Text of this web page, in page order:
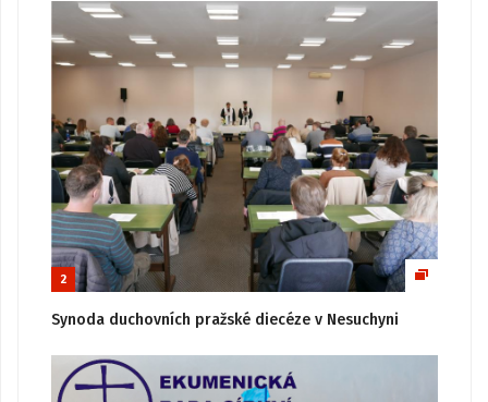
2
Synoda duchovních pražské diecéze v Nesuchyni